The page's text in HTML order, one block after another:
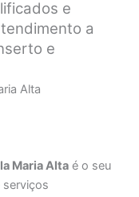
e
a
e
Alta
Maria Alta é o seu
serviços